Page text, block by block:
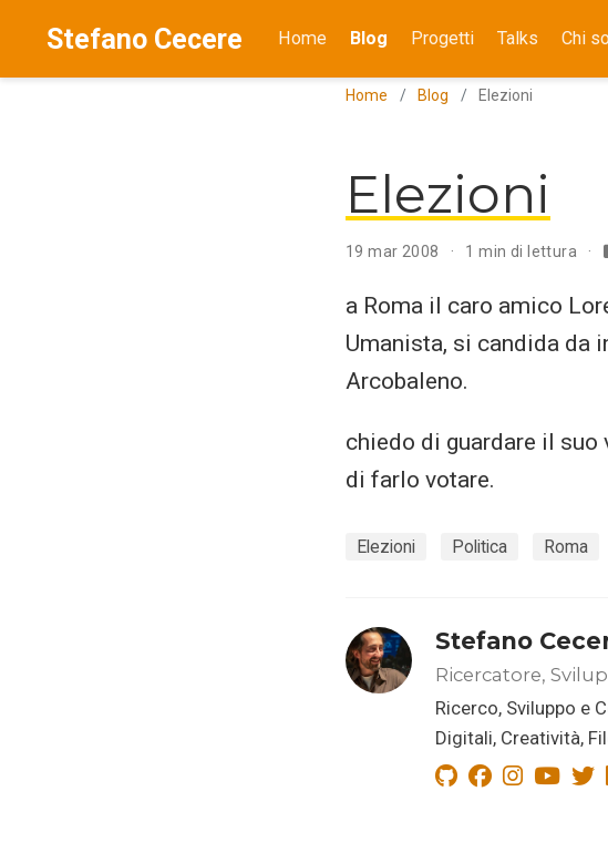
Stefano Cecere Home Blog Progetti Talks Chi
Home Blog Elezioni
Elezioni
19 mar 2008 1 min di lettura
a Roma il caro amico
Umanista, si candida da
Arcobaleno.
chiedo di guardare il suo
di farlo votare.
Elezioni Politica Roma
Stefano
Ricercatore,
Ricerco, Sviluppo e
Digitali, Creatività,